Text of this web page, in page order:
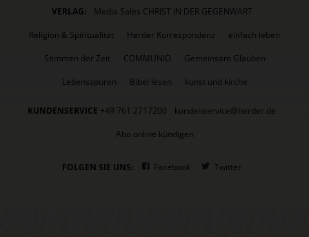
VERLAG:
Media Sales CHRIST IN DER GEGENWART
Religion & Spiritualität
Herder Korrespondenz
einfach leben
Stimmen der Zeit
COMMUNIO
Gemeinsam Glauben
Lebensspuren
Bibel lesen kunst und kirche
KUNDENSERVICE +49 761 2717200
kundenservice@herder.de
Abo online kündigen
FOLGEN SIE UNS: Facebook Twitter